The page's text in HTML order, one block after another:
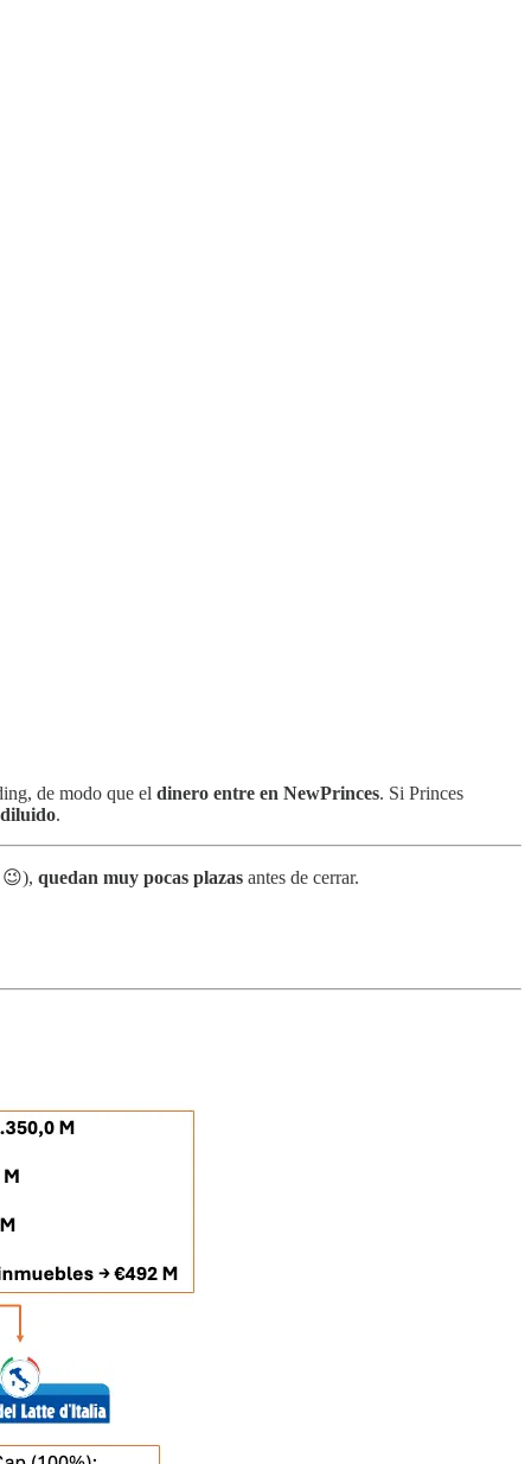
de modo que el dinero entre en NewPrinces. Si Princes
diluido.
😉), quedan muy pocas plazas antes de cerrar.